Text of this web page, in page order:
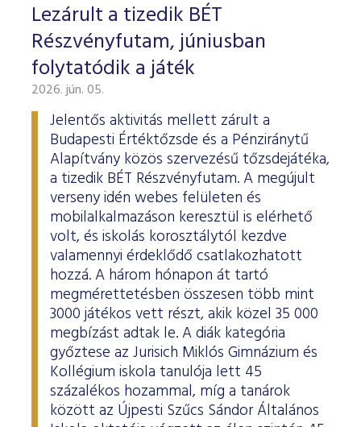
Lezárult a tizedik BÉT
Részvényfutam, júniusban
folytatódik a játék
2026. jún. 05.
Jelentős aktivitás mellett zárult a
Budapesti Értéktőzsde és a Pénziránytű
Alapítvány közös szervezésű tőzsdejátéka,
a tizedik BÉT Részvényfutam. A megújult
verseny idén webes felületen és
mobilalkalmazáson keresztül is elérhető
volt, és iskolás korosztálytól kezdve
valamennyi érdeklődő csatlakozhatott
hozzá. A három hónapon át tartó
megmérettetésben összesen több mint
3000 játékos vett részt, akik közel 35 000
megbízást adtak le. A diák kategória
győztese az Jurisich Miklós Gimnázium és
Kollégium iskola tanulója lett 45
százalékos hozammal, míg a tanárok
között az Újpesti Szűcs Sándor Általános